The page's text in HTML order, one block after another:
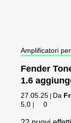
Amplificatori
Fender
1.6
27.05.25 Da
5,0
0